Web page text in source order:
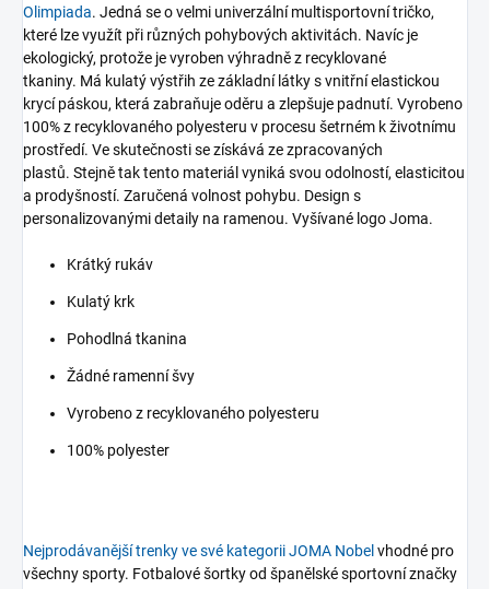
Olimpiada. Jedná se o velmi univerzální multisportovní tričko,
které lze využít při různých pohybových aktivitách. Navíc je
ekologický, protože je vyroben výhradně z recyklované
tkaniny. Má kulatý výstřih ze základní látky s vnitřní elastickou
krycí páskou, která zabraňuje oděru a zlepšuje padnutí. Vyrobeno
100% z recyklovaného polyesteru v procesu šetrném k životnímu
prostředí. Ve skutečnosti se získává ze zpracovaných
plastů. Stejně tak tento materiál vyniká svou odolností, elasticitou
a prodyšností. Zaručená volnost pohybu. Design s
personalizovanými detaily na ramenou. Vyšívané logo Joma.
Krátký rukáv
Kulatý krk
Pohodlná tkanina
Žádné ramenní švy
Vyrobeno z recyklovaného polyesteru
100% polyester
Nejprodávanějšítrenkyve své kategorii JOMA Nobel vhodné pro
všechnysporty. Fotbalové šortky od španělské sportovní značky